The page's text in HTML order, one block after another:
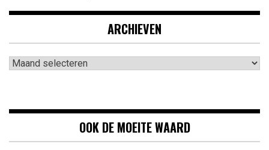
ARCHIEVEN
Archieven
OOK DE MOEITE WAARD